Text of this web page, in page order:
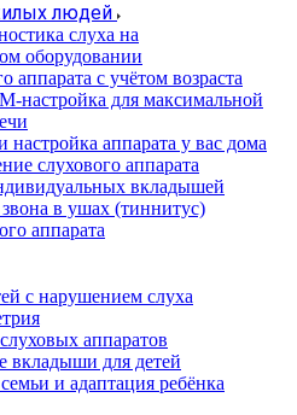
людей
слуха на
оборудовании
аппарата с учётом возраста
настройка для максимальной
настройка аппарата у вас дома
слухового аппарата
вкладышей
в ушах (тиннитус)
аппарата
с нарушением слуха
аппаратов
вкладыши для детей
и адаптация ребёнка